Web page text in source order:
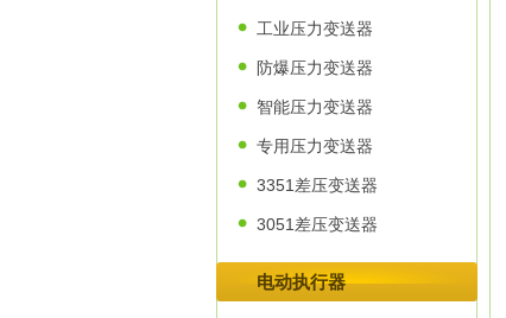
工业压力变送器
防爆压力变送器
智能压力变送器
专用压力变送器
3351差压变送器
3051差压变送器
电动执行器